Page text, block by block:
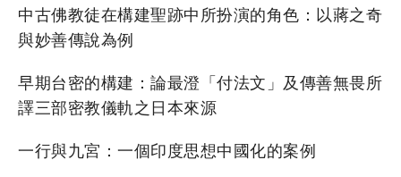
中古佛教徒在構建聖跡中所扮演的角色：以蔣之奇
與妙善傳說為例
早期台密的構建：論最澄「付法文」及傳善無畏所
譯三部密教儀軌之日本來源
一行與九宮：一個印度思想中國化的案例